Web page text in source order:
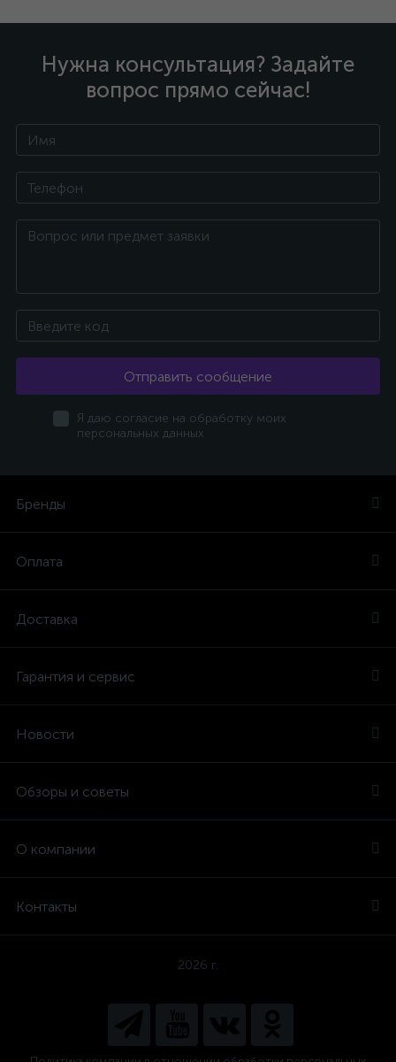
Нужна консультация? Задайте
вопрос прямо сейчас!
Отправить сообщение
Я даю согласие на обработку моих
персональных данных
Бренды
Оплата
Доставка
Гарантия и сервис
Новости
Обзоры и советы
О компании
Контакты
2026 г.